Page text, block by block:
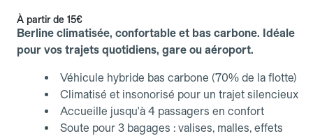
À partir de 15€
Berline climatisée, confortable et bas carbone. Idéale
pour vos trajets quotidiens, gare ou aéroport.
Véhicule hybride bas carbone (70% de la flotte)
Climatisé et insonorisé pour un trajet silencieux
Accueille jusqu'à 4 passagers en confort
Soute pour 3 bagages : valises, malles, effets